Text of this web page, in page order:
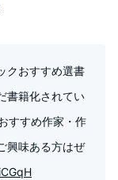
クおすすめ選書
書籍化されてい
すすめ作家・作
興味ある方はぜ